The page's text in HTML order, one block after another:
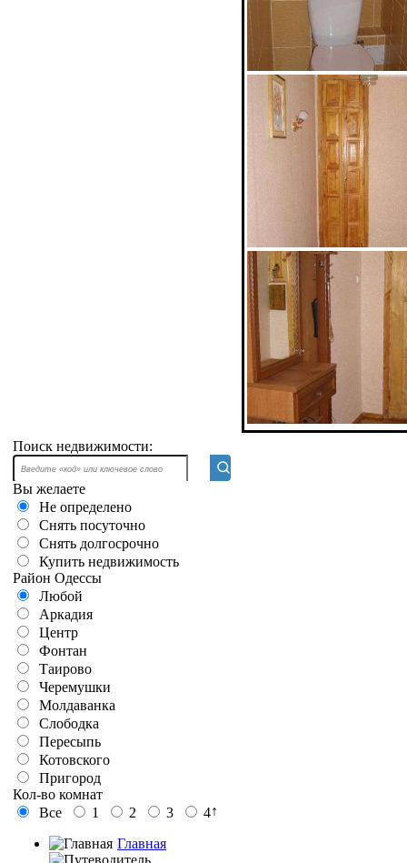
Поиск недвижимости:
Вы желаете
Не определено
Снять посуточно
Снять долгосрочно
Купить недвижимость
Район Одессы
Любой
Аркадия
Центр
Фонтан
Таирово
Черемушки
Молдаванка
Слободка
Пересыпь
Котовского
Пригород
Кол-во комнат
Все
1 2 3 4↑
Главная